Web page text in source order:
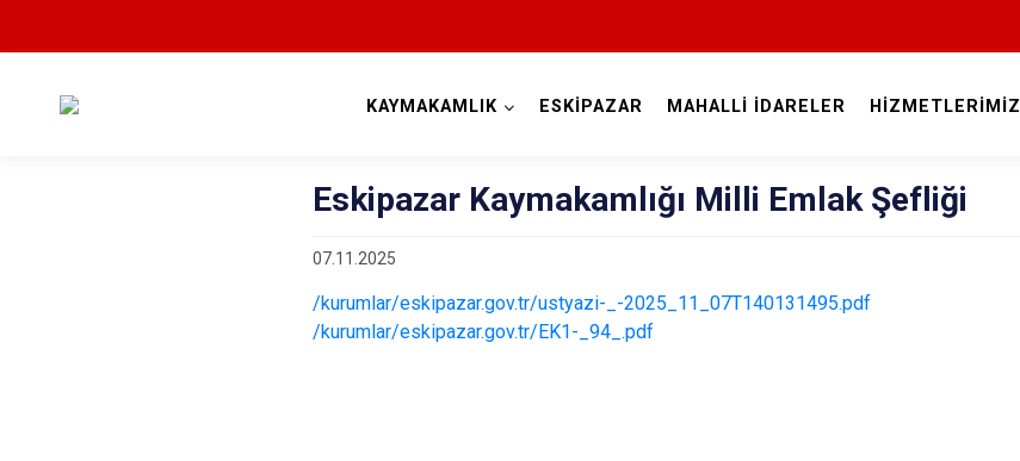
KAYMAKAMLIK ESKİPAZAR MAHALLİ İDARELER HİZMETLERİMİZ
Eskipazar Kaymakamlığı Milli Emlak Şefliği
07.11.2025
/kurumlar/eskipazar.gov.tr/ustyazi-_-2025_11_07T140131495.pdf
/kurumlar/eskipazar.gov.tr/EK1-_94_.pdf